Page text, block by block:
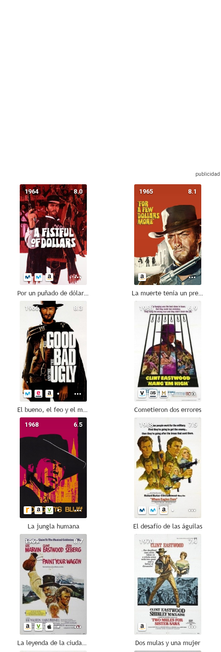
8.0
1964
Por un puñado de dólares
8.1
1965
La muerte tenía un precio
8.3
1966
El bueno, el feo y el malo
6.9
1968
Cometieron dos errores
6.5
1968
La jungla humana
7.5
1968
El desafío de las águilas
8.7
1969
La leyenda de la ciudad sin nombre
7.4
1970
Dos mulas y una mujer